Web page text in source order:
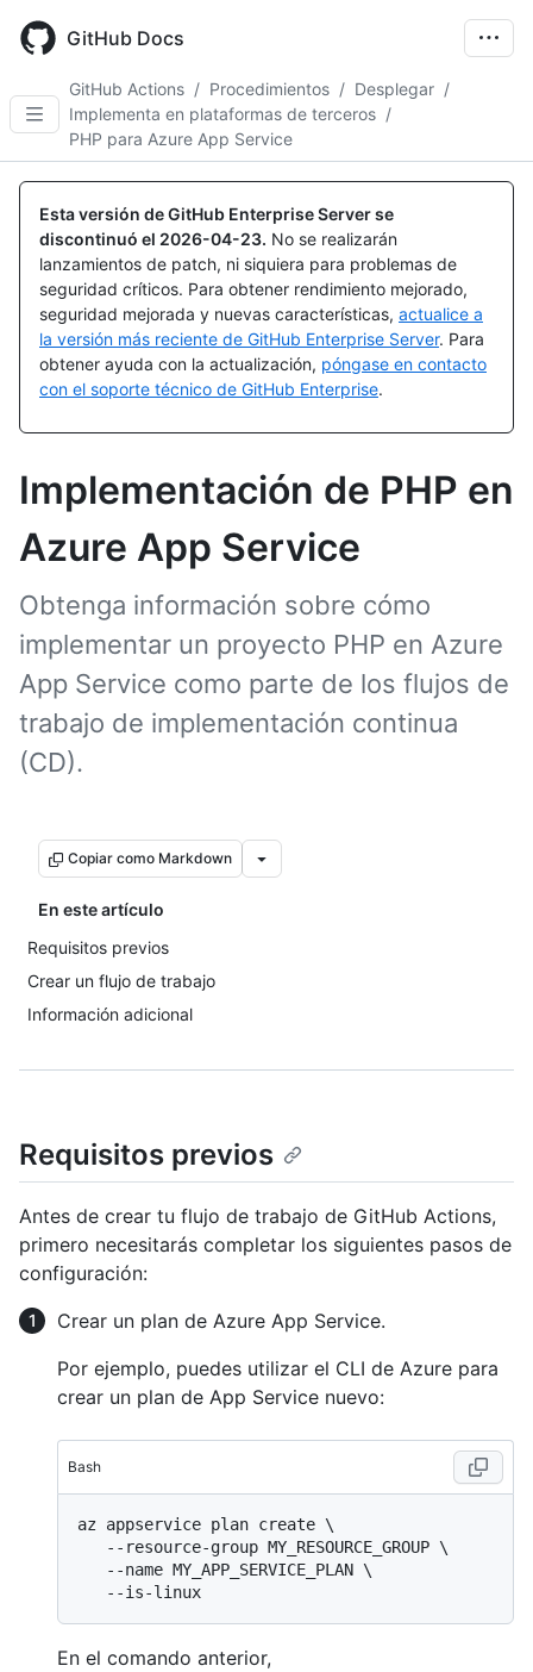
main
GitHub Docs
GitHub Actions / Procedimientos / Desplegar /
Implementa en plataformas de terceros /
PHP para Azure App Service
Esta versión de GitHub Enterprise Server se
discontinuó el 2026-04-23. No se realizarán
lanzamientos de patch, ni siquiera para problemas de
seguridad críticos. Para obtener rendimiento mejorado,
seguridad mejorada y nuevas características, actualice a
la versión más reciente de GitHub Enterprise Server. Para
obtener ayuda con la actualización, póngase en contacto
con el soporte técnico de GitHub Enterprise.
Implementación de PHP en
Azure App Service
Obtenga información sobre cómo
implementar un proyecto PHP en Azure
App Service como parte de los flujos de
trabajo de implementación continua
(CD).
Copiar como Markdown
En este artículo
Requisitos previos
Crear un flujo de trabajo
Información adicional
Requisitos previos
Antes de crear tu flujo de trabajo de GitHub Actions,
primero necesitarás completar los siguientes pasos de
configuración:
Crear un plan de Azure App Service.
Por ejemplo, puedes utilizar el CLI de Azure para
crear un plan de App Service nuevo:
Bash
az appservice plan create \
En el comando anterior,